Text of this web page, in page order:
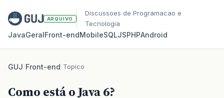
ARQUIVO
Discussoes de Programacao e
Tecnologia
JavaGeralFront‑endMobileSQLJSPHPAndroid
GUJ/Front-end/Topico
Como está o Java 6?